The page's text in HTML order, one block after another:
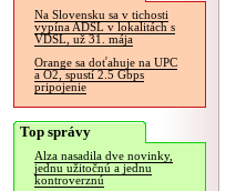
Na Slovensku sa v tichosti
vypína ADSL v lokalitách s
VDSL, už 31. mája
Orange sa doťahuje na UPC
a O2, spustí 2.5 Gbps
pripojenie
Top správy
Alza nasadila dve novinky,
jednu užitočnú a jednu
kontroverznú